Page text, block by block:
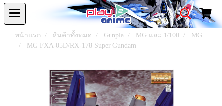
หน้าแรก สินค้าทั้งหมด Gunpla MG และ 1/100
MG
MG FXA-05D/RX-178 Super Gundam